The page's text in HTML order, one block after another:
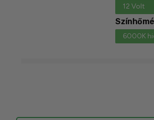
12 Volt
6000K